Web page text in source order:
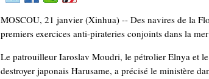
MOSCOU, 21 janvier (Xinhua) -- Des navires de la
premiers exercices anti-pirateries conjoints dans la
Le patrouilleur Iaroslav Moudri, le pétrolier Elnya et
destroyer japonais Harusame, a précisé le ministère